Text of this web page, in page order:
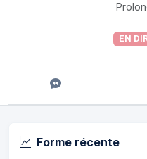
EN
Forme récente